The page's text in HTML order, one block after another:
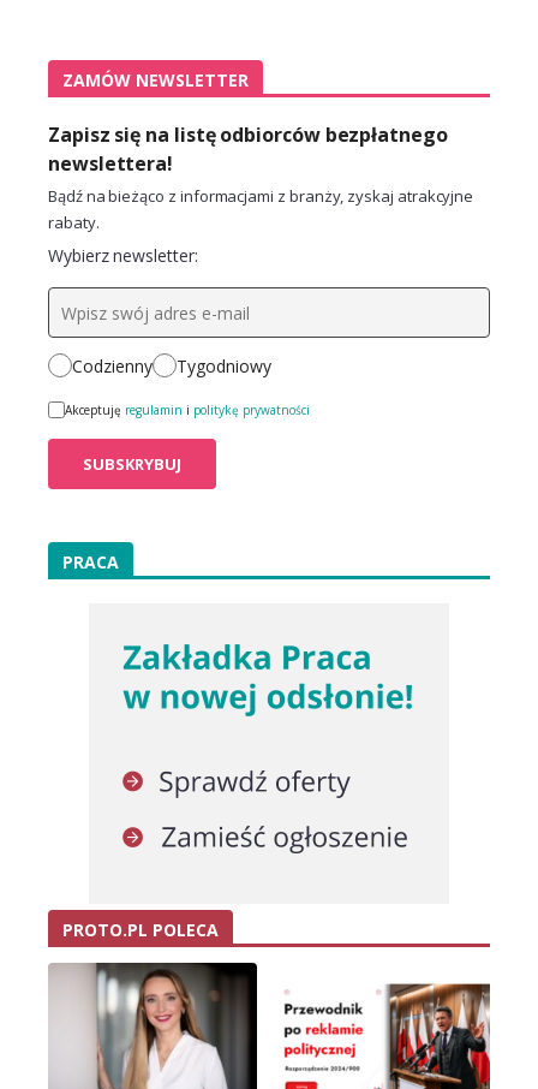
ZAMÓW NEWSLETTER
Zapisz się na listę odbiorców bezpłatnego
newslettera!
Bądź na bieżąco z informacjami z branży, zyskaj atrakcyjne
rabaty.
Wybierz newsletter:
Codzienny Tygodniowy
Akceptuję regulamin i politykę prywatności
PRACA
PROTO.PL POLECA